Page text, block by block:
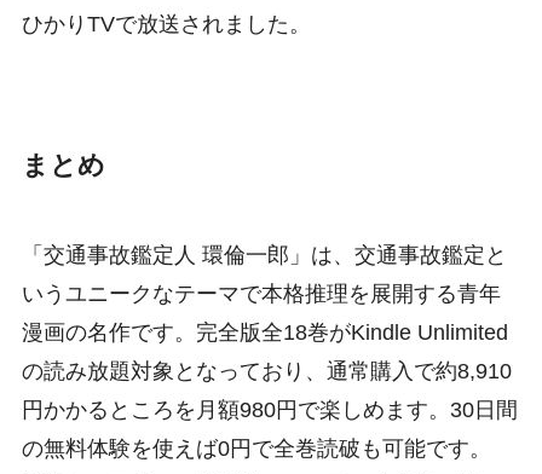
ひかりTVで放送されました。
まとめ
「交通事故鑑定人 環倫一郎」は、交通事故鑑定と
いうユニークなテーマで本格推理を展開する青年
漫画の名作です。完全版全18巻がKindle Unlimited
の読み放題対象となっており、通常購入で約8,910
円かかるところを月額980円で楽しめます。30日間
の無料体験を使えば0円で全巻読破も可能です。